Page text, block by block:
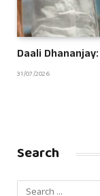
Daali
31/07/2026
Search